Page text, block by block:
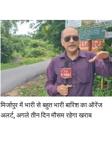
मिर्जापुर में भारी से बहुत भारी बारिश का ऑरेंज
अलर्ट, अगले तीन दिन मौसम रहेगा खराब